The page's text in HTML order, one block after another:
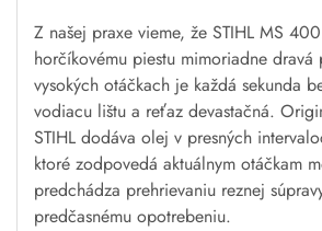
Z našej praxe vieme, že STIHL MS
horčíkovému piestu mimoriadne
vysokých otáčkach je každá sekunda
vodiacu lištu a reťaz devastačná.
STIHL dodáva olej v presných
ktoré zodpovedá aktuálnym otáčkam
predchádza prehrievaniu reznej
predčasnému opotrebeniu.